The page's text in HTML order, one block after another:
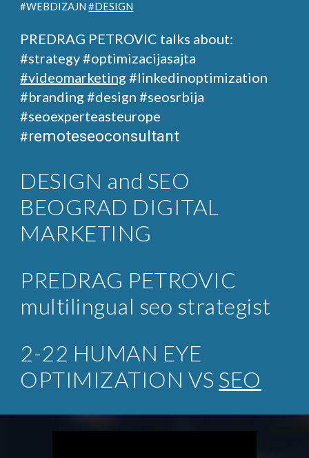
#WEBDIZAJN#DESIGN
PREDRAG PETROVIC talks about:
#strategy #optimizacijasajta
#videomarketing #linkedinoptimization
#branding #design#seosrbija
#seoexperteasteurope
#remoteseoconsultant
DESIGN and SEO
BEOGRAD DIGITAL
MARKETING
PREDRAG PETROVIC
multilingual seo strategist
2-22 HUMAN EYE
OPTIMIZATION VS SEO